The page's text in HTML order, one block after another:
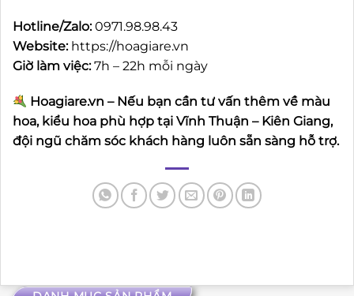
Hotline/Zalo:0971.98.98.43
Website: https://hoagiare.vn
Giờ làm việc:7h – 22h mỗi ngày
Hoagiare.vn – Nếu bạn cần tư vấn thêm về màu
hoa, kiểu hoa phù hợp tại Vĩnh Thuận – Kiên Giang,
đội ngũ chăm sóc khách hàng luôn sẵn sàng hỗ trợ.